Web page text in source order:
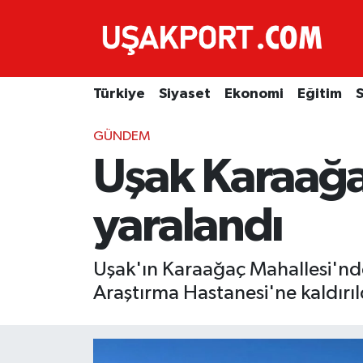
Türkiye Siyaset Ekonomi Eğitim
GÜNDEM
Uşak
yaralandı
Uşak'ın Karaağaç
Araştırma Hastanesi'ne
Ekonomi
İstanbul Hava Durumu
İstanbul Trafik Yoğunluk Haritası
Süper Lig Puan Durumu ve Fikstür
Tüm Manşetler
Son Dakika Haberleri